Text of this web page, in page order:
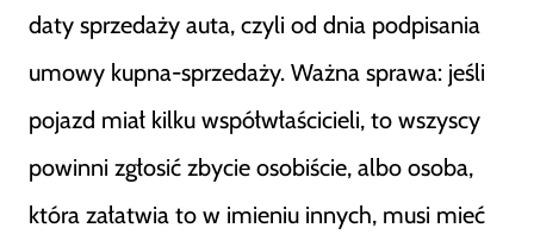
daty sprzedaży auta, czyli od dnia podpisania
umowy kupna-sprzedaży. Ważna sprawa: jeśli
pojazd miał kilku współwłaścicieli, to wszyscy
powinni zgłosić zbycie osobiście, albo osoba,
która załatwia to w imieniu innych, musi mieć